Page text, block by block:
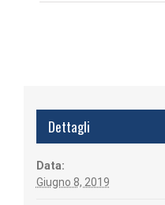
Dettagli
Data:
Giugno 8, 2019